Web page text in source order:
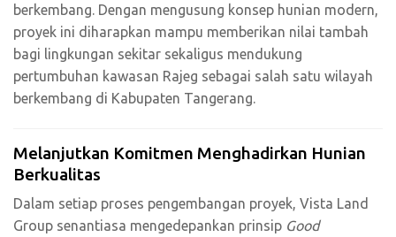
berkembang. Dengan mengusung konsep hunian modern,
proyek ini diharapkan mampu memberikan nilai tambah
bagi lingkungan sekitar sekaligus mendukung
pertumbuhan kawasan Rajeg sebagai salah satu wilayah
berkembang di Kabupaten Tangerang.
Melanjutkan Komitmen Menghadirkan Hunian
Berkualitas
Dalam setiap proses pengembangan proyek, Vista Land
Group senantiasa mengedepankan prinsip Good